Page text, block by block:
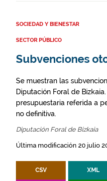
SOCIEDAD Y BIENESTAR
SECTOR PÚBLICO
Subvenciones
Se muestran las
Diputación Foral de
presupuestaria referida a
no definitiva.
Diputación Foral de Bizkaia
Última modificación 20 julio
CSV XML